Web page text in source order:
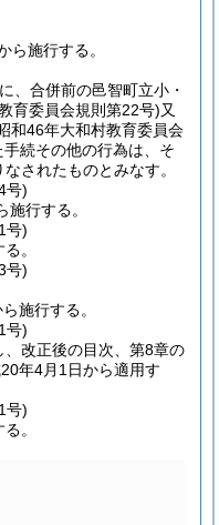
ら施行する。
、合併前の邑智町立小・
育委員会規則第22号)又
和46年大和村教育委員会
続その他の行為は、そ
されたものとみなす。
号)
行する。
号)
。
号)
施行する。
号)
改正後の目次、第8章の
年4月1日から適用す
号)
。